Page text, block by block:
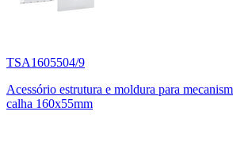
TSA1605504/9
Acessório estrutura e moldura para
calha 160x55mm